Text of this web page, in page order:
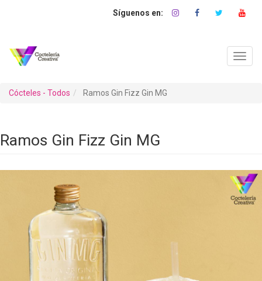
Cócteles - Todos Ramos Gin Fizz Gin MG
Ramos Gin Fizz Gin MG